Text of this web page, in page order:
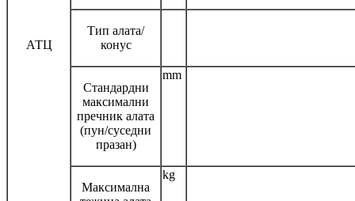
АТЦ
Тип алата/
конус
Стандардни
максимални
пречник алата
(пун/суседни
празан)
mm
Максимална
kg